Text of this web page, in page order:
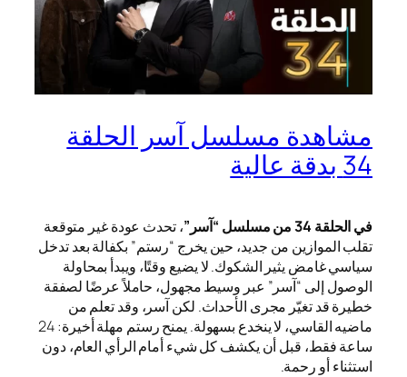
مشاهدة مسلسل آسر الحلقة
34 بدقة عالية
في الحلقة 34 من مسلسل “آسر”
، تحدث عودة غير متوقعة
تقلب الموازين من جديد، حين يخرج “رستم” بكفالة بعد تدخل
سياسي غامض يثير الشكوك. لا يضيع وقتًا، ويبدأ بمحاولة
الوصول إلى “آسر” عبر وسيط مجهول، حاملاً عرضًا لصفقة
خطيرة قد تغيّر مجرى الأحداث. لكن آسر، وقد تعلم من
ماضيه القاسي، لا ينخدع بسهولة. يمنح رستم مهلة أخيرة: 24
ساعة فقط، قبل أن يكشف كل شيء أمام الرأي العام، دون
استثناء أو رحمة.